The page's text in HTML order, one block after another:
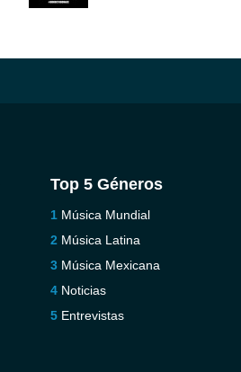
Top 5 Géneros
Música Mundial
Música Latina
Música Mexicana
Noticias
Entrevistas